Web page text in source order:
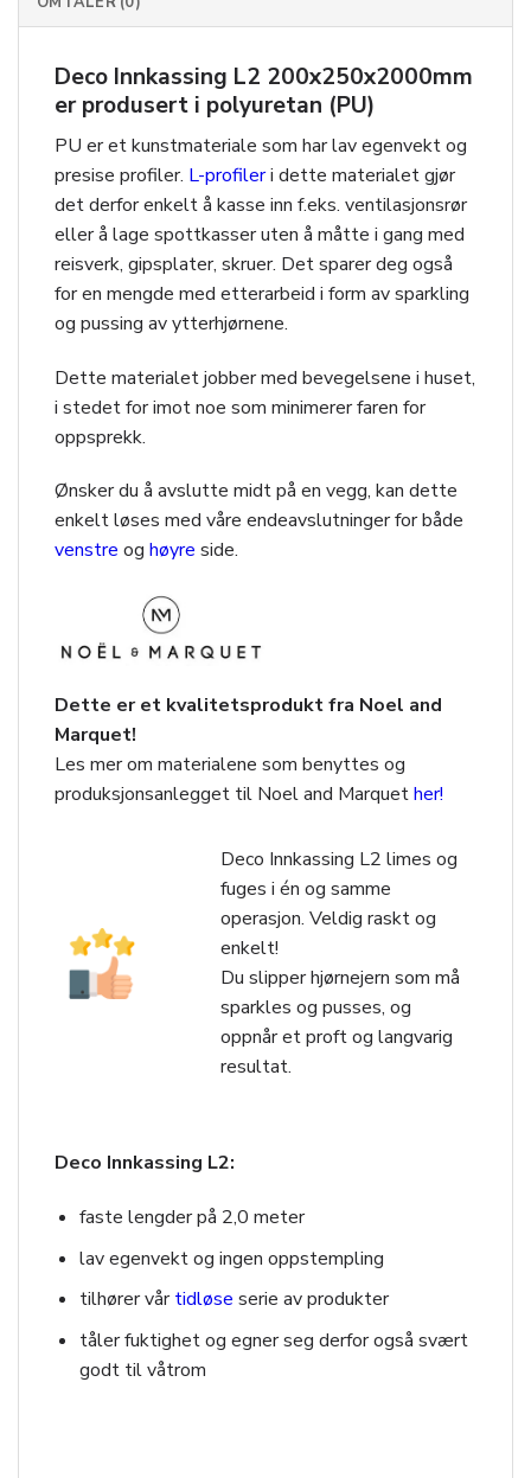
Deco Innkassing L2 200x250x2000mm
er produsert i polyuretan (PU)
PU er et kunstmateriale som har lav egenvekt og
presise profiler. L-profileri dette materialet gjør
det derfor enkelt å kasse inn f.eks. ventilasjonsrør
eller å lage spottkasser uten å måtte i gang med
reisverk, gipsplater, skruer. Det sparer deg også
for en mengde med etterarbeid i form av sparkling
og pussing av ytterhjørnene.
Dette materialet jobber med bevegelsene i huset,
i stedet for imot noe som minimerer faren for
oppsprekk.
Ønsker du å avslutte midt på en vegg, kan dette
enkelt løses med våre endeavslutninger for både
venstre og høyre side.
Dette er et kvalitetsprodukt fra Noel and
Marquet!
Les mer om materialene som benyttes og
produksjonsanlegget til Noel and Marquether!
Deco Innkassing L2 limes og
fuges i én og samme
operasjon. Veldig raskt og
enkelt!
Du slipper hjørnejern som må
sparkles og pusses, og
oppnår et proft og langvarig
resultat.
Deco Innkassing L2:
faste lengder på 2,0 meter
lav egenvekt og ingen oppstempling
tilhører vårtidløse serie av produkter
tåler fuktighet og egner seg derfor også svært
godt til våtrom